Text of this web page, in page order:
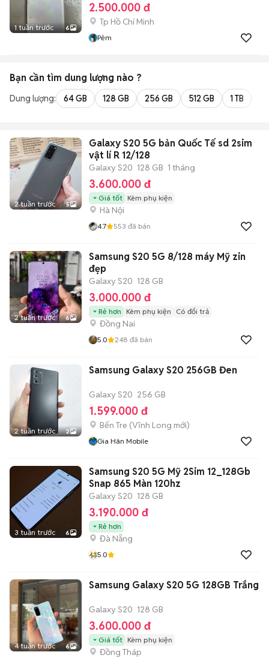
1 tuần trước 6
2.500.000 đ
Tp Hồ Chí Minh
Pẻm
Bạn cần tìm dung lượng nào ?
Dung lượng: 64 GB 128 GB 256 GB 512 GB 1 TB
2 tuần trước 5
Galaxy S20 5G bản Quốc Tế sd 2sim
vật lí R 12/128
Galaxy S20 128 GB 1 tháng
3.600.000 đ
Giá tốt Kèm phụ kiện
Hà Nội
4.7 553 đã bán
2 tuần trước 6
Samsung S20 5G 8/128 máy Mỹ zin
đẹp
Galaxy S20 128 GB
3.000.000 đ
Rẻ hơn Kèm phụ kiện Có đổi trả
Đồng Nai
5.0 248 đã bán
2 tuần trước 2
Samsung Galaxy S20 256GB Đen
Galaxy S20 256 GB
1.599.000 đ
Bến Tre (Vĩnh Long mới)
Gia Hân Mobile
3 tuần trước 6
Samsung S20 5G Mỹ 2Sim 12_128Gb
Snap 865 Màn 120hz
Galaxy S20 128 GB
3.190.000 đ
Rẻ hơn
Đà Nẵng
5.0
4 tuần trước 6
Samsung Galaxy S20 5G 128GB Trắng
Galaxy S20 128 GB
3.600.000 đ
Giá tốt Kèm phụ kiện
Đồng Tháp